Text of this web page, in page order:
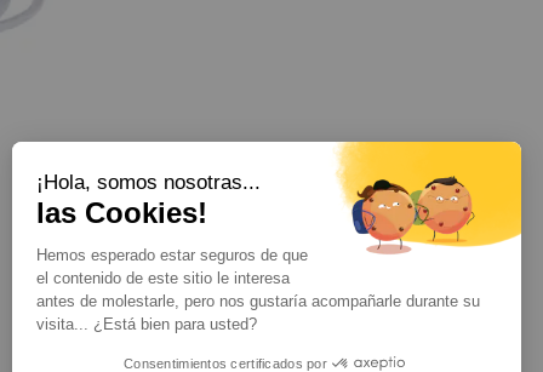
Mostrar por página
¡Hola, somos nosotras...
las Cookies!
Hemos esperado estar seguros de que
el contenido de este sitio le interesa
antes de molestarle, pero nos gustaría acompañarle durante su
visita... ¿Está bien para usted?
Consentimientos certificados por